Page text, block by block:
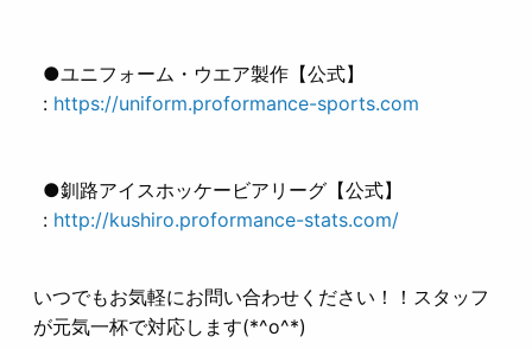
●ユニフォーム・ウエア製作【公式】
: https://uniform.proformance-sports.com
●釧路アイスホッケービアリーグ【公式】
: http://kushiro.proformance-stats.com/
いつでもお気軽にお問い合わせください！！スタッフ
が元気一杯で対応します(*^o^*)